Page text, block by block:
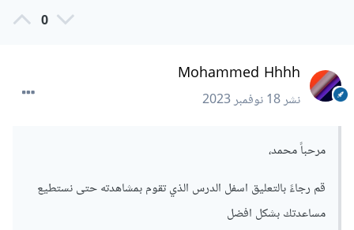
0
Mohammed Hhhh
نشر18 نوفمبر 2023
مرحباً محمد،
قم رجاءً بالتعليق اسفل الدرس الذي تقوم بمشاهدته حتى نستطيع
مساعدتك بشكل افضل